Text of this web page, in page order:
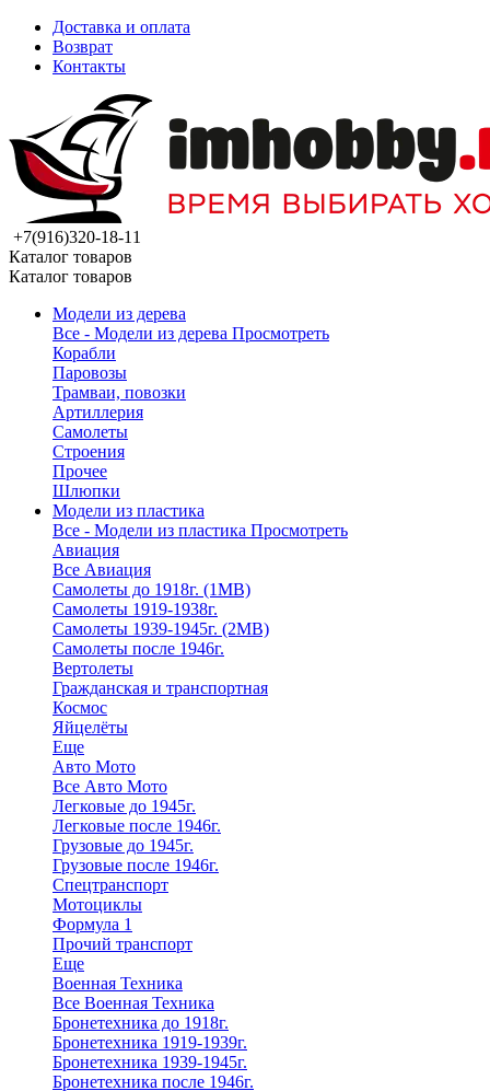
Доставка и оплата
Возврат
Контакты
+7(916)320-18-11
Каталог товаров
Каталог товаров
Модели из дерева
Все - Модели из дерева Просмотреть
Корабли
Паровозы
Трамваи, повозки
Артиллерия
Самолеты
Строения
Прочее
Шлюпки
Модели из пластика
Все - Модели из пластика Просмотреть
Авиация
Все Авиация
Самолеты до 1918г. (1МВ)
Самолеты 1919-1938г.
Самолеты 1939-1945г. (2МВ)
Самолеты после 1946г.
Вертолеты
Гражданская и транспортная
Космос
Яйцелёты
Еще
Авто Мото
Все Авто Мото
Легковые до 1945г.
Легковые после 1946г.
Грузовые до 1945г.
Грузовые после 1946г.
Спецтранспорт
Мотоциклы
Формула 1
Прочий транспорт
Еще
Военная Техника
Все Военная Техника
Бронетехника до 1918г.
Бронетехника 1919-1939г.
Бронетехника 1939-1945г.
Бронетехника после 1946г.